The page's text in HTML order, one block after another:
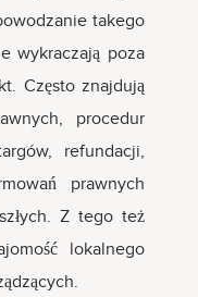
takego
wykraczają poza
Często znajdują
procedur
refundacji,
prawnych
Z tego też
lokalnego